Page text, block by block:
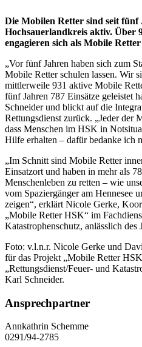
Die Mobilen Retter sind seit fünf
Hochsauerlandkreis aktiv. Über
engagieren sich als Mobile
„Vor fünf Jahren haben sich zum
Mobile Retter schulen lassen. Wir
mittlerweile 931 aktive Mobile
fünf Jahren 787 Einsätze geleistet
Schneider und blickt auf die
Rettungsdienst zurück. „Jeder der
dass Menschen im HSK in
Hilfe erhalten – dafür bedanke ich
„Im Schnitt sind Mobile Retter
Einsatzort und haben in mehr als
Menschenleben zu retten – wie
vom Spaziergänger am Hennesee
zeigen“, erklärt Nicole Gerke,
„Mobile Retter HSK“ im
Katastrophenschutz, anlässlich des
Foto: v.l.n.r. Nicole Gerke und
für das Projekt „Mobile Retter
„Rettungsdienst/Feuer- und
Karl Schneider.
Ansprechpartner
Annkathrin Schemme
0291/94-2785